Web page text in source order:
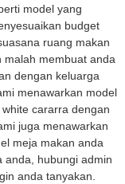
model yang
budget
ruang makan
malah membuat anda
dengan keluarga
menawarkan model
cararra dengan
juga menawarkan
meja makan anda
anda, hubungi admin
anda tanyakan.